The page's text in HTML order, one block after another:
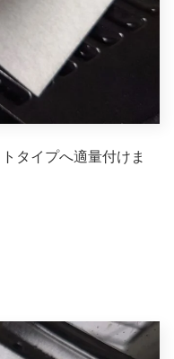
タイプへ適量付けま